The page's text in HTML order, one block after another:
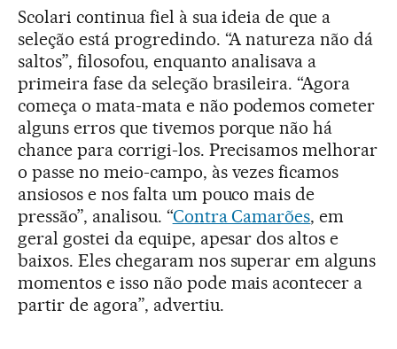
Scolari continua fiel à sua ideia de que a
seleção está progredindo. “A natureza não dá
saltos”, filosofou, enquanto analisava a
primeira fase da seleção brasileira. “Agora
começa o mata-mata e não podemos cometer
alguns erros que tivemos porque não há
chance para corrigi-los. Precisamos melhorar
o passe no meio-campo, às vezes ficamos
ansiosos e nos falta um pouco mais de
pressão”, analisou. “Contra Camarões, em
geral gostei da equipe, apesar dos altos e
baixos. Eles chegaram nos superar em alguns
momentos e isso não pode mais acontecer a
partir de agora”, advertiu.